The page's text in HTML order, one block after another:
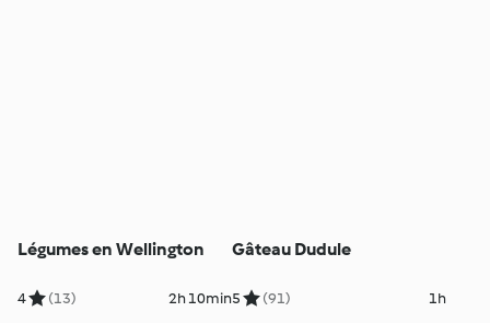
Légumes en Wellington
4 (13) 2h 10min
Gâteau Dudule
5 (91) 1h